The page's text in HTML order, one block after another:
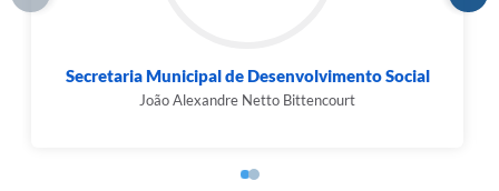
Prefeito
Leandro Tittelmaier Balardin